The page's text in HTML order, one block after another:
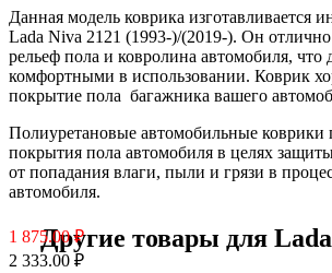
Данная модель коврика изготавливается
Lada Niva 2121 (1993-)/(2019-). Он отлично
рельеф пола и ковролина автомобиля, что
комфортными в использовании. Коврик
покрытие пола багажника вашего
Полиуретановые автомобильные коврики
покрытия пола автомобиля в целях
от попадания влаги, пыли и грязи в
автомобиля.
Другие товары для
1 875.00 ₽
2 333.00 ₽